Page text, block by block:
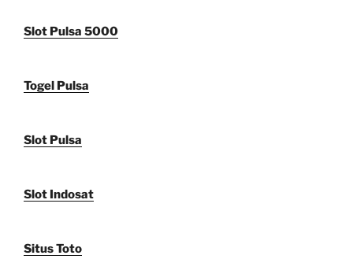
Slot Pulsa 5000
Togel Pulsa
Slot Pulsa
Slot Indosat
Situs Toto